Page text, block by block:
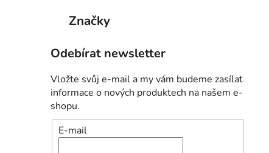
Značky
Odebírat newsletter
Vložte svůj e-mail a my vám budeme zasílat
informace o nových produktech na našem e-
shopu.
E-mail